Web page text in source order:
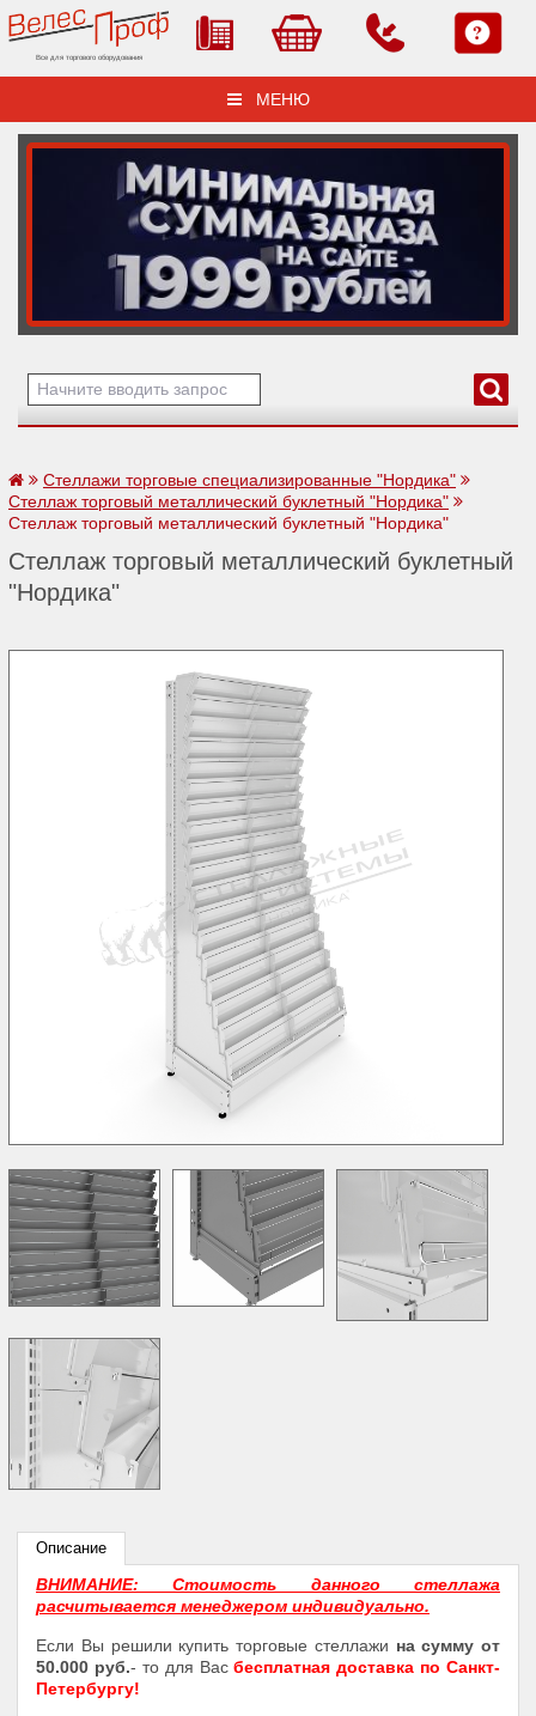
Все для торгового оборудования
МЕНЮ
Стеллажи торговые специализированные "Нордика"
Стеллаж торговый металлический буклетный "Нордика"
Стеллаж торговый металлический буклетный "Нордика"
Стеллаж торговый металлический буклетный
"Нордика"
Описание
ВНИМАНИЕ: Стоимость данного стеллажа
расчитывается менеджером индивидуально.
Если Вы решили купить торговые стеллажи на сумму от
50.000 руб.- то для Васбесплатная доставка по Санкт-
Петербургу!